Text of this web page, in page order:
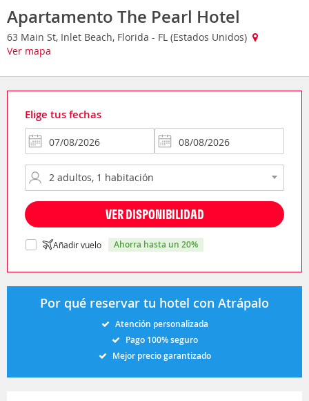
Apartamento The Pearl Hotel
63 Main St, Inlet Beach, Florida - FL (Estados Unidos)
Ver mapa
Elige tus fechas
VER DISPONIBILIDAD
Añadir vuelo ahorra hasta un 20%
Por qué reservar tu hotel con Atrápalo
Atención personalizada
Pago 100% seguro
Mejor precio garantizado